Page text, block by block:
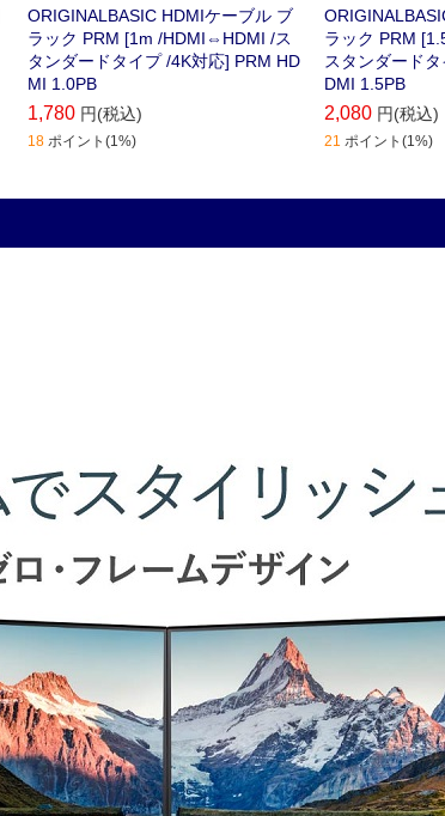
ORIGINALBASIC HDMIケーブル ブ
ラック PRM [1m /HDMI⇔HDMI /ス
タンダードタイプ /4K対応] PRM HD
MI 1.0PB
1,780 円(税込)
18 ポイント(1%)
ラック PRM
スタンダード
DMI 1.5PB
2,080 円(税込)
21 ポイント(1%)